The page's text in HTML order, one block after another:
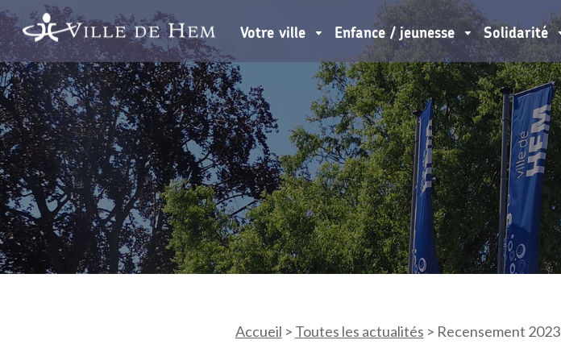
Votre ville Enfance / jeunesse Solidarité
Accueil > Toutes les actualités > Recensement 2023